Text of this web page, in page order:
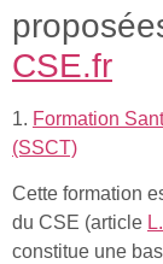
CSE.fr
1. Formation
(SSCT)
Cette formation
du CSE (article
constitue une